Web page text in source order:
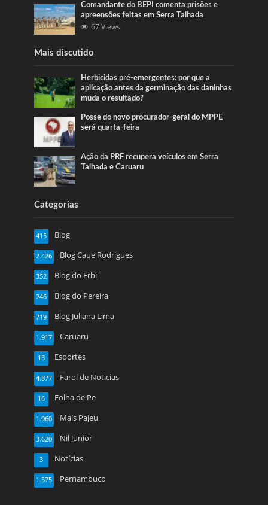
Comandante do BEPI comenta prisões e
apreensões feitas em Serra Talhada
67 Views
Mais discutido
Herbicidas pré-emergentes: por que a
aplicação antes da germinação das daninhas
muda o resultado?
Posse do novo procurador-geral do MPPE
será quarta-feira
Ação da PRF recupera veículos em Serra
Talhada e Caruaru
Categorias
Blog
415
Blog Caue Rodrigues
2.426
Blog do Erbi
352
Blog do Pereira
246
Blog Juliana Lima
719
Caruaru
1.917
Esportes
13
Farol de Noticias
4.877
Folha de Pe
16
Mais Pajeu
1.960
Nil Junior
3.620
Notícias
3
Pernambuco
1.375